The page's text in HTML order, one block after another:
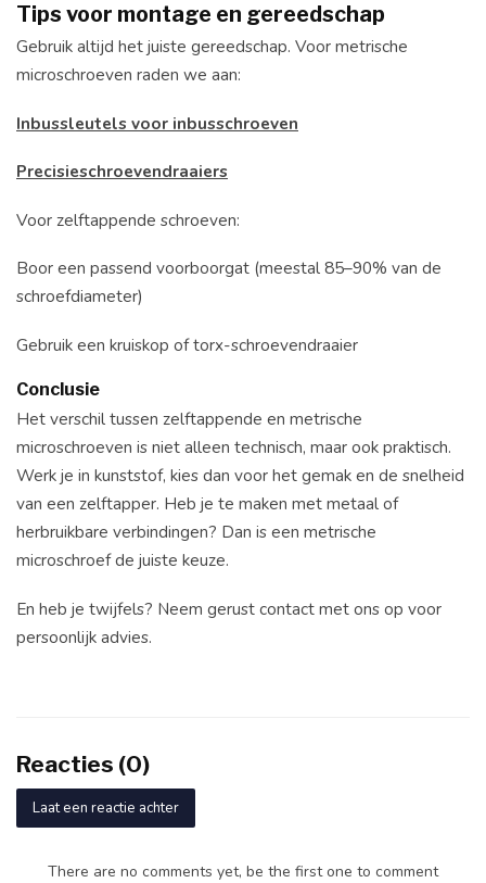
Tips voor montage en gereedschap
Gebruik altijd het juiste gereedschap. Voor metrische
microschroeven raden we aan:
Inbussleutels voor inbusschroeven
Precisieschroevendraaiers
Voor zelftappende schroeven:
Boor een passend voorboorgat (meestal 85–90% van de
schroefdiameter)
Gebruik een kruiskop of torx-schroevendraaier
Conclusie
Het verschil tussen zelftappende en metrische
microschroeven is niet alleen technisch, maar ook praktisch.
Werk je in kunststof, kies dan voor het gemak en de snelheid
van een zelftapper. Heb je te maken met metaal of
herbruikbare verbindingen? Dan is een metrische
microschroef de juiste keuze.
En heb je twijfels? Neem gerust contact met ons op voor
persoonlijk advies.
Reacties (0)
Laat een reactie achter
There are no comments yet, be the first one to comment